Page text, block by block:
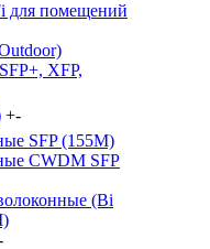
для помещений
XFP,
+-
SFP (155M)
CWDM SFP
(Bi